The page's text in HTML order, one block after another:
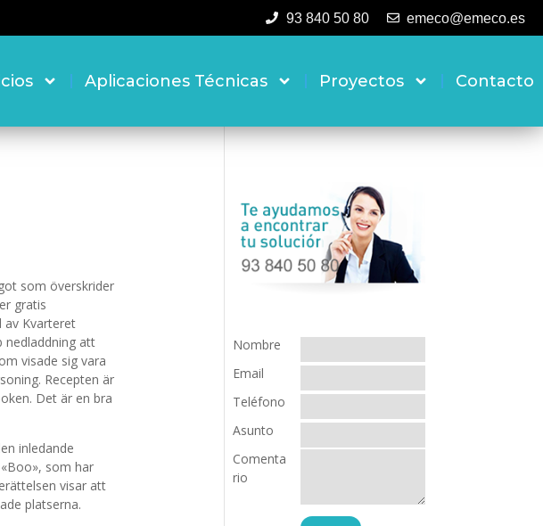
93 840 50 80 emeco@emeco.es
Aplicaciones Técnicas Proyectos Contacto
som överskrider
gratis
av Kvarteret
nedladdning att
visade sig vara
Recepten är
Det är en bra
inledande
som har
visar att
platserna.
Nombre
Email
Teléfono
Asunto
Comenta
rio